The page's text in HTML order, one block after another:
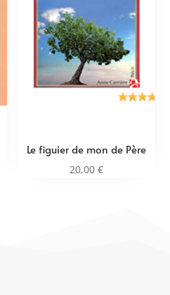
Le figuier de mon de Père
20,00 €